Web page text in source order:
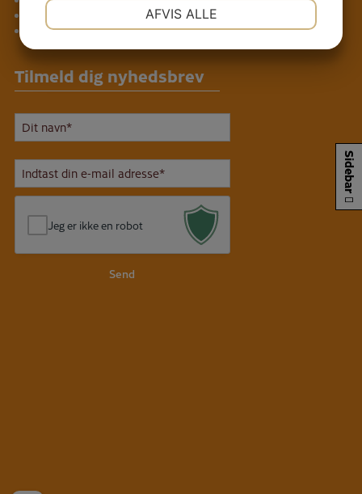
Sidebar
Kontakt
Tilmeld dig nyhedsbrev
Navn *
E-
mail* *
Jeg er ikke en robot
AFVIS ALLE